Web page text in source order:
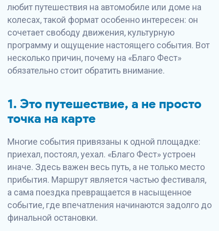
любит путешествия на автомобиле или доме на
колесах, такой формат особенно интересен: он
сочетает свободу движения, культурную
программу и ощущение настоящего события. Вот
несколько причин, почему на «Благо Фест»
обязательно стоит обратить внимание.
1. Это путешествие, а не просто
точка на карте
Многие события привязаны к одной площадке:
приехал, постоял, уехал. «Благо Фест» устроен
иначе. Здесь важен весь путь, а не только место
прибытия. Маршрут является частью фестиваля,
а сама поездка превращается в насыщенное
событие, где впечатления начинаются задолго до
финальной остановки.